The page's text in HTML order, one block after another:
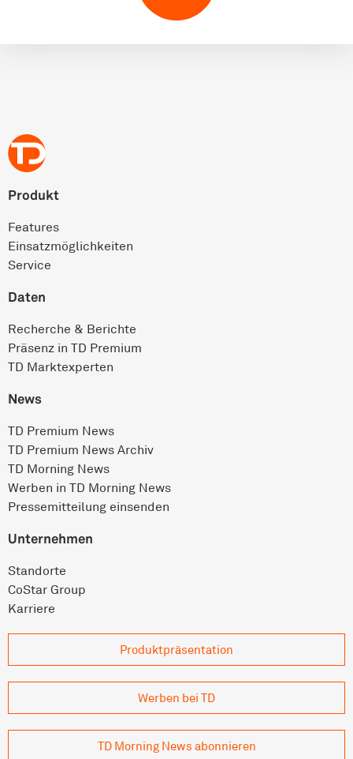
Produkt
Features
Einsatz­möglichkeiten
Service
Daten
Recherche & Berichte
Präsenz in TD Premium
TD Marktexperten
News
TD Premium News
TD Premium News Archiv
TD Morning News
Werben in TD Morning News
Pressemitteilung einsenden
Unternehmen
Standorte
CoStar Group
Karriere
Produkt­präsentation
Werben bei TD
TD Morning News abonnieren